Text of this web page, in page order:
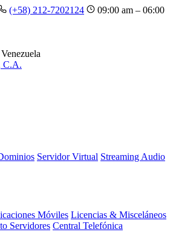
(+58) 212-7202124
09:00 am – 06:00
Servidor Virtual Streaming Audio
Móviles Licencias & Misceláneos
Servidores Central Telefónica